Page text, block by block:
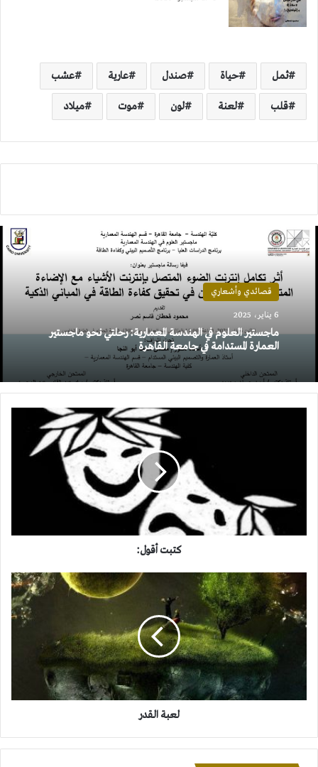
ثمل حياة صندل عارية عشب
قلب لعنة لون موت ميلاد
قصائدي وأشعاري
6 يناير، 2025
ماجستير العلوم في الهندسة المعمارية: رحلتي نحو ماجستير
العمارة المستدامة في جامعة القاهرة
كتبت أقول:
القدر
لعبة القدر